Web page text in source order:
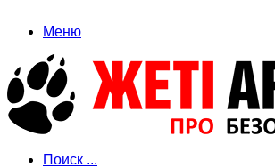
Меню
Поиск ...